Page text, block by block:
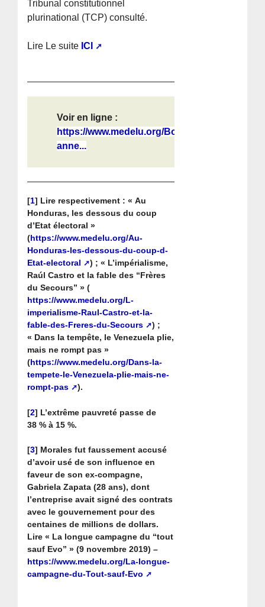
Tribunal constitutionnel
plurinational (TCP) consulté.
Lire Le suite ICI
Voir en ligne :
https://www.medelu.org/Bolivie-
anne...
[1] Lire respectivement : « Au
Honduras, les dessous du coup
d’Etat électoral »
(https://www.medelu.org/Au-
Honduras-les-dessous-du-coup-d-
Etat-electoral
) ; « L’impérialisme,
Raúl Castro et la fable des “Frères
du Secours” » (
https://www.medelu.org/L-
imperialisme-Raul-Castro-et-la-
fable-des-Freres-du-Secours
) ;
« Dans la tempête, le Venezuela plie,
mais ne rompt pas »
(https://www.medelu.org/Dans-la-
tempete-le-Venezuela-plie-mais-ne-
rompt-pas
).
[2] L’extrême pauvreté passe de
38 % à 15 %.
[3] Morales fut faussement accusé
d’avoir usé de son influence en
faveur de son ex-compagne,
Gabriela Zapata (28 ans), dont
l’entreprise avait signé des contrats
avec le gouvernement pour des
centaines de millions de dollars.
Lire « La longue campagne du “tout
sauf Evo” » (9 novembre 2019) –
https://www.medelu.org/La-longue-
campagne-du-Tout-sauf-Evo